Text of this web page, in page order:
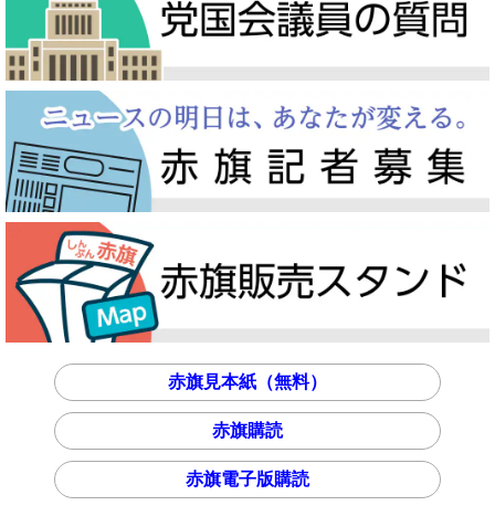
赤旗見本紙（無料）
赤旗購読
赤旗電子版購読